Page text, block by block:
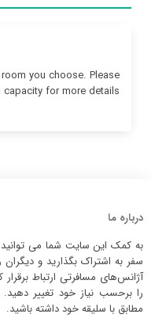
you choose. Please
for more details.
درباره ما
به کمک این سایت شما می توانید
سفر به اشتراک بگذارید و دیگران
آژانس‌های مسافرتی ارتباط
را برحسب نیاز خود تغییر
مطابق با سلیقه خود داشته باشید.